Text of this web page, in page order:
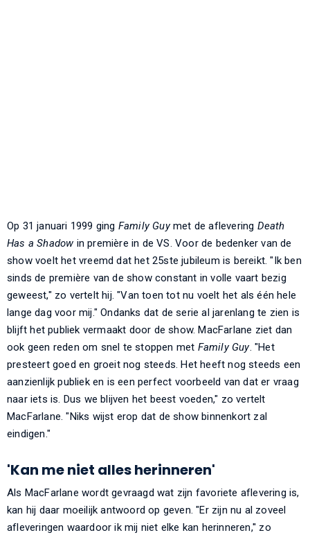
Op 31 januari 1999 ging Family Guymet de aflevering Death
Has a Shadow in première in de VS. Voor de bedenker van de
show voelt het vreemd dat het 25ste jubileum is bereikt. "Ik ben
sinds de première van de show constant in volle vaart bezig
geweest," zo vertelt hij. "Van toen tot nu voelt het als één hele
lange dag voor mij." Ondanks dat de serie al jarenlang te zien is
blijft het publiek vermaakt door de show. MacFarlane ziet dan
ook geen reden om snel te stoppen met Family Guy. "Het
presteert goed en groeit nog steeds. Het heeft nog steeds een
aanzienlijk publiek en is een perfect voorbeeld van dat er vraag
naar iets is. Dus we blijven het beest voeden," zo vertelt
MacFarlane. "Niks wijst erop dat de show binnenkort zal
eindigen."
'Kan me niet alles herinneren'
Als MacFarlane wordt gevraagd wat zijn favoriete aflevering is,
kan hij daar moeilijk antwoord op geven. "Er zijn nu al zoveel
afleveringen waardoor ik mij niet elke kan herinneren,'' zo